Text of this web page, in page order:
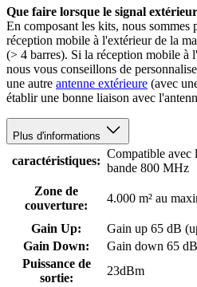
Que faire lorsque le signal
En composant les kits, nous sommes
réception mobile à l'extérieur de la
(> 4 barres). Si la réception mobile à
nous vous conseillons de
une autre antenne extérieure (avec
établir une bonne liaison avec
Plus d'informations
caractéristiques:
Compatible avec
bande 800 MHz
Zone de
couverture:
4.000 m² au
Gain Up:
Gain up 65 dB
Gain Down:
Gain down 65
Puissance de
sortie:
23dBm